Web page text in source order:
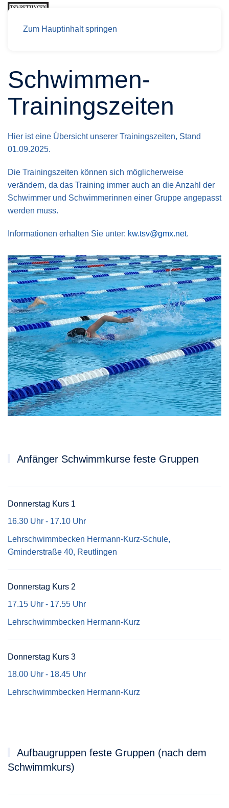
Zum Hauptinhalt springen
Schwimmen-
Trainingszeiten
Hier ist eine Übersicht unserer Trainingszeiten, Stand
01.09.2025.
Die Trainingszeiten können sich möglicherweise
verändern, da das Training immer auch an die Anzahl der
Schwimmer und Schwimmerinnen einer Gruppe angepasst
werden muss.
Informationen erhalten Sie unter: kw.tsv@gmx.net.
Anfänger Schwimmkurse feste Gruppen
Donnerstag Kurs 1
16.30 Uhr - 17.10 Uhr
Lehrschwimmbecken Hermann-Kurz-Schule,
Gminderstraße 40, Reutlingen
Donnerstag Kurs 2
17.15 Uhr - 17.55 Uhr
Lehrschwimmbecken Hermann-Kurz
Donnerstag Kurs 3
18.00 Uhr - 18.45 Uhr
Lehrschwimmbecken Hermann-Kurz
Aufbaugruppen feste Gruppen (nach dem
Schwimmkurs)